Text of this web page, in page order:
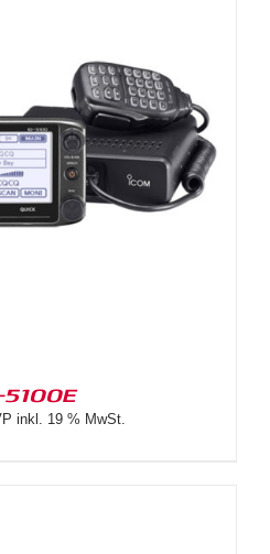
inkl. 19 % MwSt.